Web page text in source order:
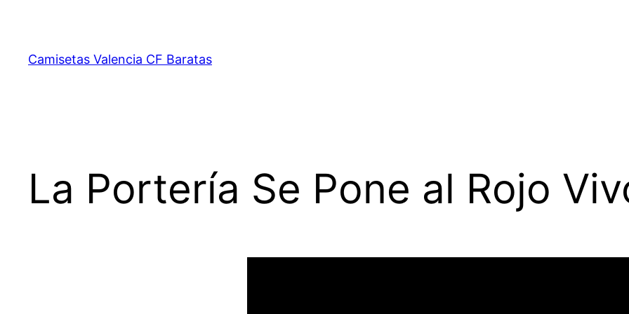
contenido
Camisetas Valencia CF Baratas
La Portería Se Pone al Rojo